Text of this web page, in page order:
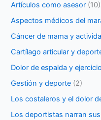
Artículos como asesor (10)
Aspectos médicos del
Cáncer de mama y
Cartílago articular y
Dolor de espalda y
Gestión y deporte (2)
Los costaleros y el dolor
Los deportistas narran